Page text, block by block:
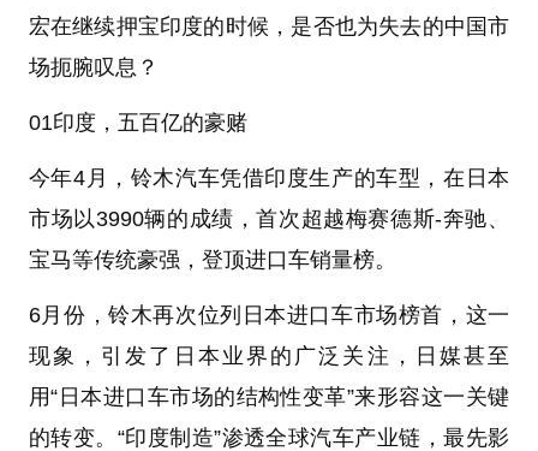
宏在继续押宝印度的时候，是否也为失去的中国市
场扼腕叹息？
01印度，五百亿的豪赌
今年4月，铃木汽车凭借印度生产的车型，在日本
市场以3990辆的成绩，首次超越梅赛德斯-奔驰、
宝马等传统豪强，登顶进口车销量榜。
6月份，铃木再次位列日本进口车市场榜首，这一
现象，引发了日本业界的广泛关注，日媒甚至
用“日本进口车市场的结构性变革”来形容这一关键
的转变。“印度制造”渗透全球汽车产业链，最先影